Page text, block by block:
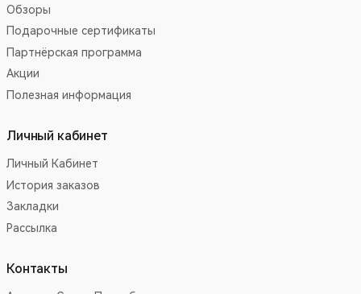
Обзоры
Подарочные сертификаты
Партнёрская программа
Акции
Полезная информация
Личный кабинет
Личный Кабинет
История заказов
Закладки
Рассылка
Контакты